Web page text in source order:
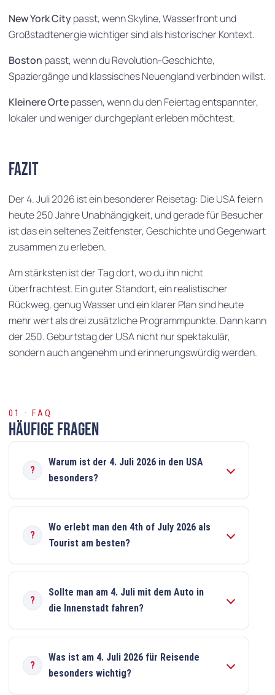
New York Citypasst, wenn Skyline, Wasserfront und
Großstadtenergie wichtiger sind als historischer Kontext.
Boston passt, wenn du Revolution-Geschichte,
Spaziergänge und klassisches Neuengland verbinden willst.
Kleinere Ortepassen, wenn du den Feiertag entspannter,
lokaler und weniger durchgeplant erleben möchtest.
Fazit
Der 4. Juli 2026 ist ein besonderer Reisetag: Die USA feiern
heute 250 Jahre Unabhängigkeit, und gerade für Besucher
ist das ein seltenes Zeitfenster, Geschichte und Gegenwart
zusammen zu erleben.
Am stärksten ist der Tag dort, wo du ihn nicht
überfrachtest. Ein guter Standort, ein realistischer
Rückweg, genug Wasser und ein klarer Plan sind heute
mehr wert als drei zusätzliche Programmpunkte. Dann kann
der 250. Geburtstag der USA nicht nur spektakulär,
sondern auch angenehm und erinnerungswürdig werden.
01 · FAQ
Häufige Fragen
Warum ist der 4. Juli 2026 in den USA
besonders?
Wo erlebt man den 4th of July 2026 als
Tourist am besten?
Sollte man am 4. Juli mit dem Auto in
die Innenstadt fahren?
Was ist am 4. Juli 2026 für Reisende
besonders wichtig?